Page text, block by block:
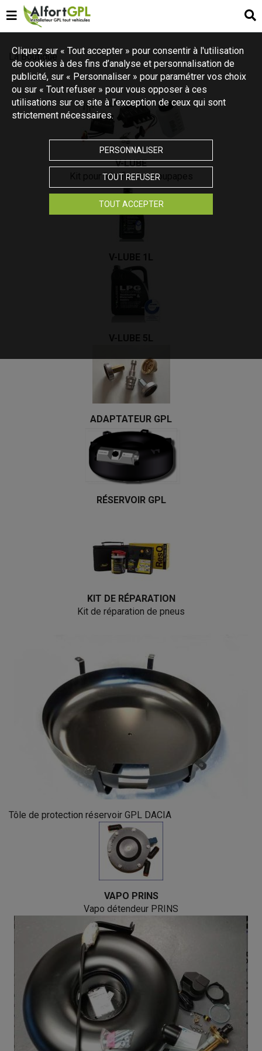
La Boutique
V-LUBE
Kit pour lubrifier les soupapes
ADAPTATEUR GPL
RÉSERVOIR GPL
KIT DE RÉPARATION
Kit de réparation de pneus
Tôle de protection réservoir GPL DACIA
VAPO PRINS
Vapo détendeur PRINS
Cliquez sur « Tout accepter » pour consentir à l'utilisation
de cookies à des fins d’analyse et personnalisation de
publicité, sur « Personnaliser » pour paramétrer vos choix
ou sur « Tout refuser » pour vous opposer à ces
utilisations sur ce site à l’exception de ceux qui sont
strictement nécessaires.
PERSONNALISER
TOUT REFUSER
TOUT ACCEPTER